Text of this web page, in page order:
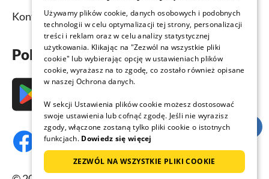
Kontakt
Pobierz aplikację już teraz
Używamy plików cookie, danych osobowych i podobnych
technologii w celu optymalizacji tej strony, personalizacji
treści i reklam oraz w celu analizy statystycznej
użytkowania. Klikając na "Zezwól na wszystkie pliki
cookie" lub wybierając opcję w ustawieniach plików
cookie, wyrażasz na to zgodę, co zostało również opisane
w naszej Ochrona danych.
W sekcji Ustawienia plików cookie możesz dostosować
swoje ustawienia lub cofnąć zgodę. Jeśli nie wyrazisz
zgody, włączone zostaną tylko pliki cookie o istotnych
funkcjach. Dowiedz się więcej
ZEZWÓL NA WSZYSTKIE PLIKI COOKIE